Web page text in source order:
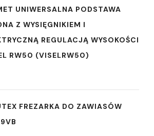
UNIWERSALNA PODSTAWA
Z WYSIĘGNIKIEM I
REGULACJĄ WYSOKOŚCI
RW50 (VISELRW50)
FREZARKA DO ZAWIASÓW